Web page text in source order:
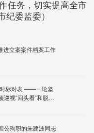
任务，切实提高全市
纪委监委）
进立案案件档案工作
——一论坚
巡视“回头看”和脱贫
公殉职的朱建波同志